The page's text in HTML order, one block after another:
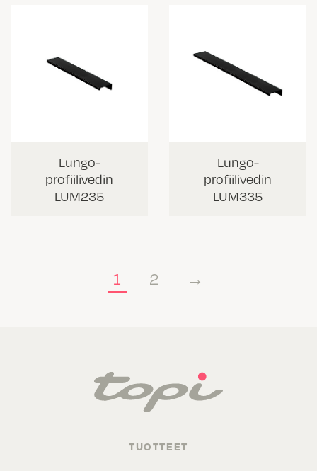
Lungo-
profiilivedin
LUM235
Lungo-
profiilivedin
LUM335
1 2 →
TUOTTEET